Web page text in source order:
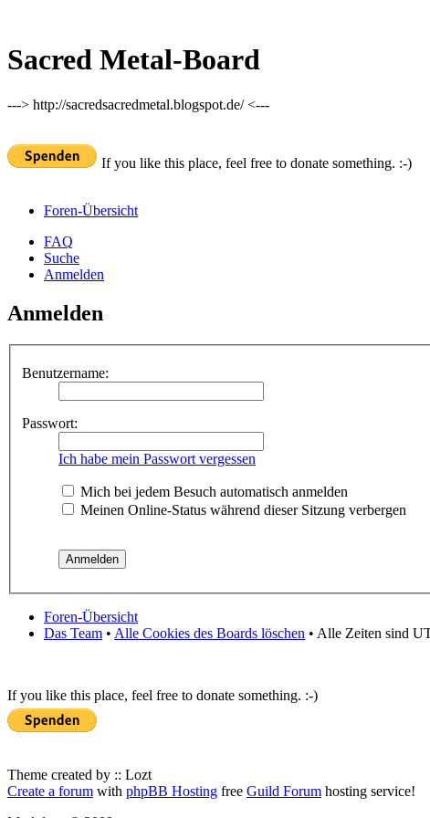
Sacred Metal-Board
---> http://sacredsacredmetal.blogspot.de/ <---
If you like this place, feel free to donate something. :-)
Foren-Übersicht
FAQ
Suche
Anmelden
Anmelden
Benutzername:
Passwort:
Ich habe mein Passwort vergessen
Mich bei jedem Besuch automatisch anmelden
Meinen Online-Status während dieser Sitzung verbergen
Foren-Übersicht
Das Team • Alle Cookies des Boards löschen • Alle Zeiten sind
If you like this place, feel free to donate something. :-)
Theme created by :: Lozt
Create a forum with phpBB Hosting free Guild Forum hosting service!